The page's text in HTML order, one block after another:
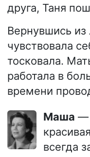
друга, Таня
Вернувшись из
чувствовала
тосковала.
работала в
времени
Маша —
всегда